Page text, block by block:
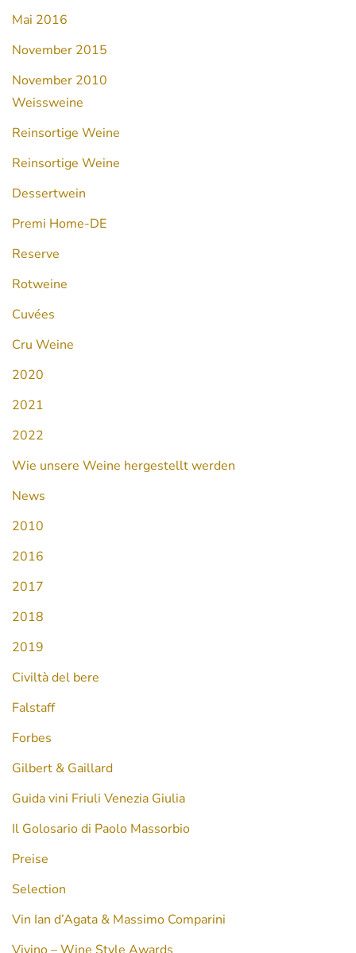
Mai 2016
November 2015
November 2010
Weissweine
Reinsortige Weine
Reinsortige Weine
Dessertwein
Premi Home-DE
Reserve
Rotweine
Cuvées
Cru Weine
2020
2021
2022
Wie unsere Weine hergestellt werden
News
2010
2016
2017
2018
2019
Civiltà del bere
Falstaff
Forbes
Gilbert & Gaillard
Guida vini Friuli Venezia Giulia
Il Golosario di Paolo Massorbio
Preise
Selection
Vin Ian d’Agata & Massimo Comparini